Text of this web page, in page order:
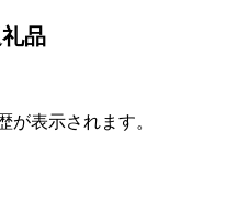
品
表示されます。